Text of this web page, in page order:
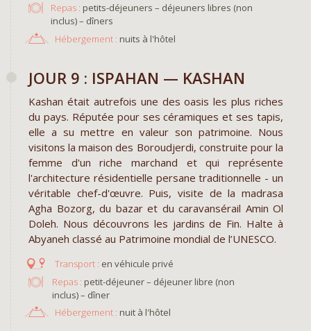
Repas : petits-déjeuners – déjeuners libres (non
inclus) – dîners
Hébergement : nuits à l'hôtel
JOUR 9 : ISPAHAN — KASHAN
Kashan était autrefois une des oasis les plus riches
du pays. Réputée pour ses céramiques et ses tapis,
elle a su mettre en valeur son patrimoine. Nous
visitons la maison des Boroudjerdi, construite pour la
femme d'un riche marchand et qui représente
l'architecture résidentielle persane traditionnelle - un
véritable chef-d'œuvre. Puis, visite de la madrasa
Agha Bozorg, du bazar et du caravansérail Amin Ol
Doleh. Nous découvrons les jardins de Fin. Halte à
Abyaneh classé au Patrimoine mondial de l’UNESCO.
en véhicule privé
Repas : petit-déjeuner – déjeuner libre (non
inclus) – dîner
Hébergement : nuit à l'hôtel